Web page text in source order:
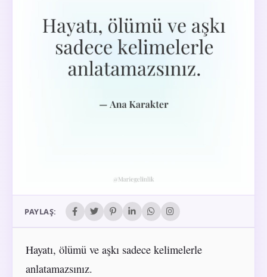
PAYLAŞ:
Hayatı, ölümü ve aşkı sadece kelimelerle
anlatamazsınız.